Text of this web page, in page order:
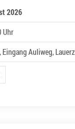
2026
Uhr
Auliweg, Lauerz